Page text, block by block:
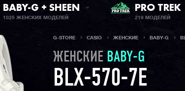
BABY-G + SHEEN
ЖЕНСКИЕ ЧАСЫ
1025 ЖЕНСКИХ МОДЕЛЕЙ
PRO TREK
219 МОДЕЛЕЙ
G-STORE CASIO ЖЕНСКИЕ BABY-G
ЖЕНСКИЕ BABY-G
BLX-570-7E